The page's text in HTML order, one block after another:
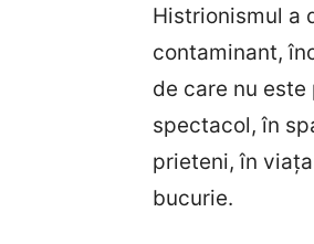
Histrionismul a
contaminant,
de care nu
spectacol, în
prieteni, în
bucurie.